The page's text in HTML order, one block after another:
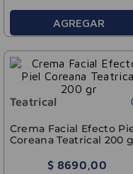
AGREGAR
Teatrical
Crema Facial Efecto
Coreana Teatrical 200
$ 8690,00